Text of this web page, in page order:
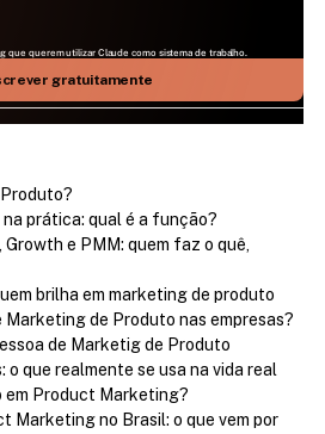
| 09H ÀS 17H | AO VIVO NO ZOOM
a IA mais relevante do mundo
para você
que querem utilizar Claude como sistema de trabalho.
gratuitamente
prática: qual é a função?
e PMM: quem faz o quê,
brilha em marketing de produto
Marketing de Produto nas empresas?
de Marketig de Produto
o que realmente se usa na vida real
em Product Marketing?
Marketing no Brasil: o que vem por